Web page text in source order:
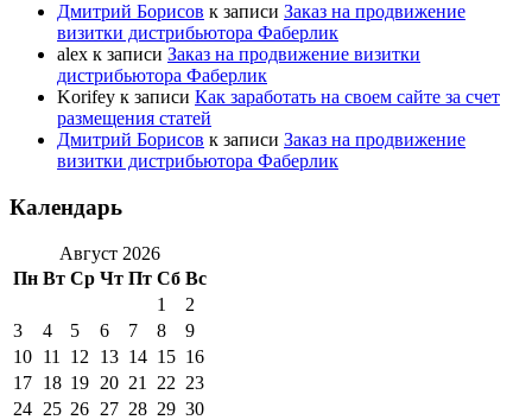
Дмитрий Борисов к записи Заказ на продвижение
визитки дистрибьютора Фаберлик
alex к записи Заказ на продвижение визитки
дистрибьютора Фаберлик
Korifey к записи Как заработать на своем сайте за счет
размещения статей
Дмитрий Борисов к записи Заказ на продвижение
визитки дистрибьютора Фаберлик
Календарь
Август 2026
Пн Вт Ср Чт Пт Сб Вс
1
2
3
4 5 6 7 8
9
10 11 12 13 14 15 16
17 18 19 20 21 22 23
24 25 26 27 28 29 30